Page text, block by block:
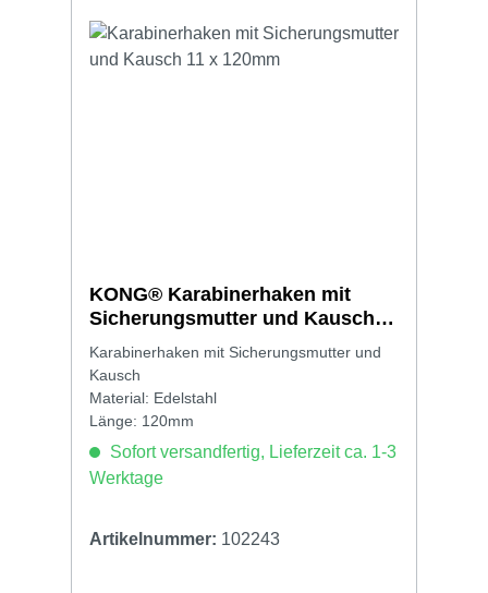
KONG® Karabinerhaken mit
Sicherungsmutter und Kausch
11 x 120mm
Karabinerhaken mit Sicherungsmutter und
Kausch
Material: Edelstahl
Länge: 120mm
Sofort versandfertig, Lieferzeit ca. 1-3
Werktage
Artikelnummer: 102243